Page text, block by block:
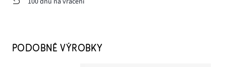
PODOBNÉ VÝROBKY